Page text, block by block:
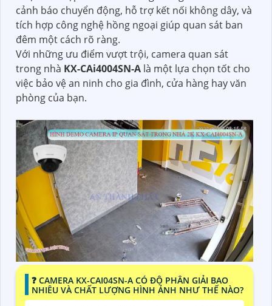
cảnh báo chuyển động, hỗ trợ kết nối không dây, và
tích hợp công nghệ hồng ngoại giúp quan sát ban
đêm một cách rõ ràng.
Với những ưu điểm vượt trội, camera quan sát
trong nhà KX-CAi4004SN-A là một lựa chọn tốt cho
việc bảo vệ an ninh cho gia đình, cửa hàng hay văn
phòng của bạn.
❓ CAMERA KX-CAI04SN-A CÓ ĐỘ PHÂN GIẢI BAO
NHIÊU VÀ CHẤT LƯỢNG HÌNH ẢNH NHƯ THẾ NÀO?